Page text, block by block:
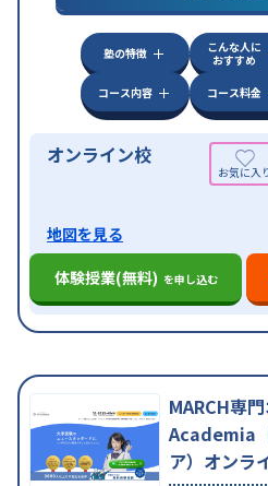
塾の特徴
こんな人に
おすすめ
コース内容
コース料金
オンライン校
地図を見る
体験授業(無料) を申し込む
MARCH専
Academia
ア）オンラ